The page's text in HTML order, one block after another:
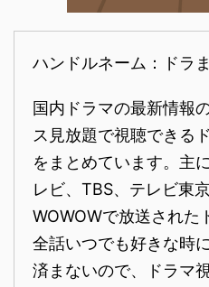
ハンドルネーム：ドラ
国内ドラマの最新情報
ス見放題で視聴できる
をまとめています。主
レビ、TBS、テレビ東
WOWOWで放送された
全話いつでも好きな時
済まないので、ドラマ